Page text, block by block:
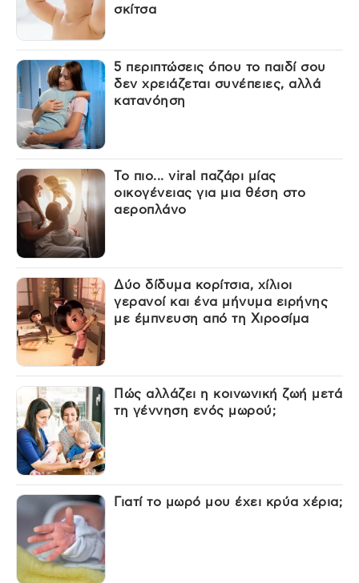
σκίτσα
5 περιπτώσεις όπου το παιδί σου
δεν χρειάζεται συνέπειες, αλλά
κατανόηση
Το πιο... viral παζάρι μίας
οικογένειας για μια θέση στο
αεροπλάνο
Δύο δίδυμα κορίτσια, χίλιοι
γερανοί και ένα μήνυμα ειρήνης
με έμπνευση από τη Χιροσίμα
Πώς αλλάζει η κοινωνική ζωή μετά
τη γέννηση ενός μωρού;
Γιατί το μωρό μου έχει κρύα χέρια;